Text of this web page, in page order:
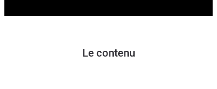
Le contenu